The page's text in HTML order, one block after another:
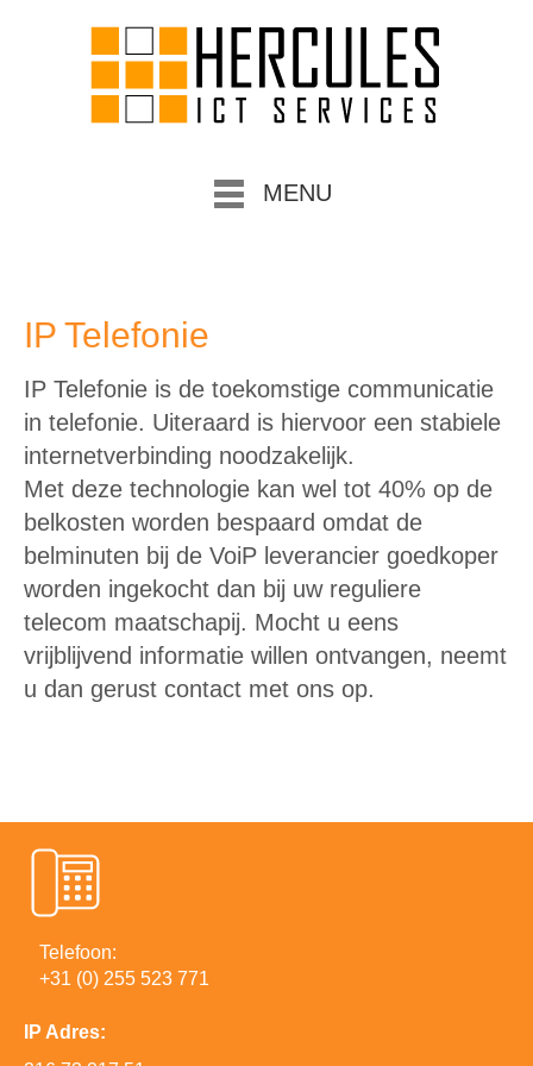
MENU
IP Telefonie
IP Telefonie is de toekomstige communicatie
in telefonie. Uiteraard is hiervoor een stabiele
internetverbinding noodzakelijk.
Met deze technologie kan wel tot 40% op de
belkosten worden bespaard omdat de
belminuten bij de VoiP leverancier goedkoper
worden ingekocht dan bij uw reguliere
telecom maatschapij. Mocht u eens
vrijblijvend informatie willen ontvangen, neemt
u dan gerust contact met ons op.
Telefoon:
+31 (0) 255 523 771
IP Adres: